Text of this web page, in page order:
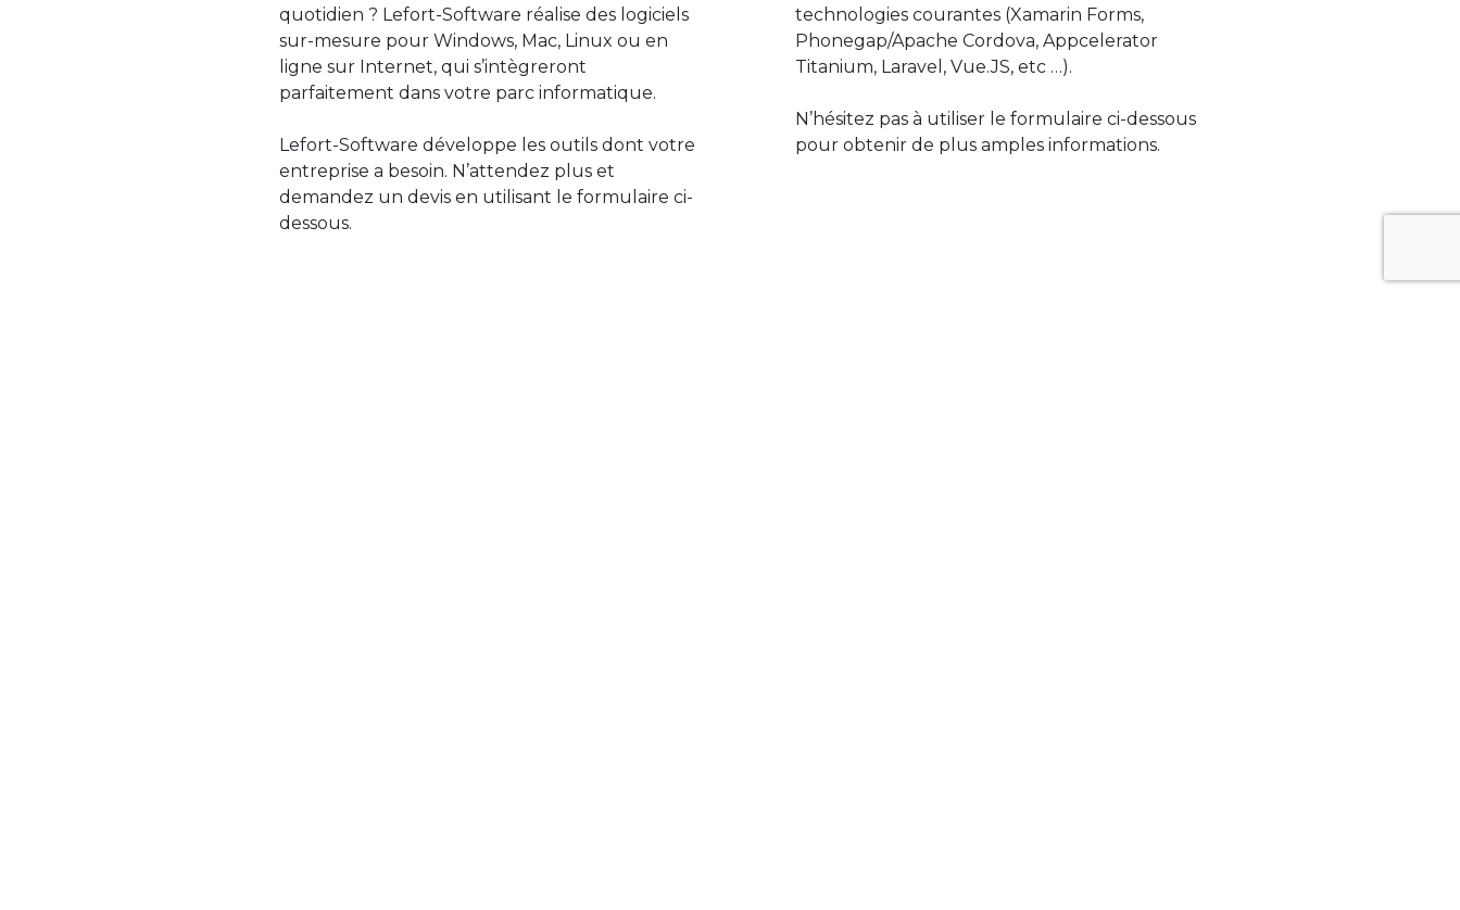
quotidien ? Lefort-Software réalise des logiciels
sur-mesure pour Windows, Mac, Linux ou en
ligne sur Internet, qui s’intègreront
parfaitement dans votre parc informatique.
Lefort-Software développe les outils dont votre
entreprise a besoin. N’attendez plus et
demandez un devis en utilisant le formulaire ci-
dessous.
technologies courantes (Xamarin Forms,
Phonegap/Apache Cordova, Appcelerator
Titanium, Laravel, Vue.JS, etc …).
N’hésitez pas à utiliser le formulaire ci-dessous
pour obtenir de plus amples informations.